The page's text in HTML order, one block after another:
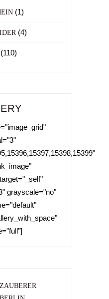
(1)
(4)
(110)
grayscale="no"
ZAUBERER